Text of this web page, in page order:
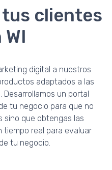
clientes
digital a nuestros
adaptados a las
un portal
tu negocio para que no
sino que obtengas las
real para evaluar
tu negocio.